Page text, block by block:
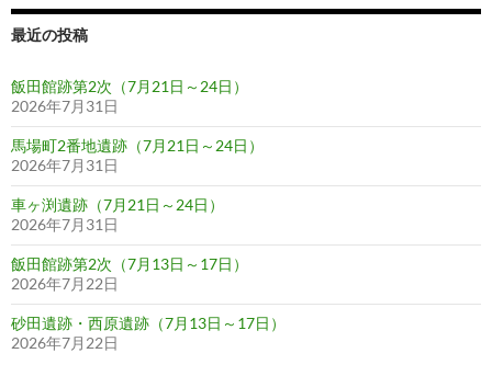
ョ
最近の投稿
飯田館跡第2次（7月21日～24日）
2026年7月31日
馬場町2番地遺跡（7月21日～24日）
2026年7月31日
車ヶ渕遺跡（7月21日～24日）
2026年7月31日
飯田館跡第2次（7月13日～17日）
2026年7月22日
砂田遺跡・西原遺跡（7月13日～17日）
2026年7月22日